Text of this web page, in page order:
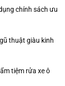
chính sách ưu
thuật giàu kinh
tiệm rửa xe ô